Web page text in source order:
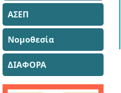
ΑΣΕΠ
Νομοθεσία
ΔΙΑΦΟΡΑ